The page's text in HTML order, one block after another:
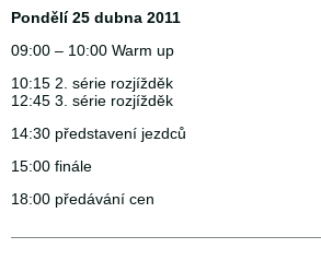
Pondělí 25 dubna 2011
09:00 – 10:00 Warm up
10:15 2. série rozjížděk
12:45 3. série rozjížděk
14:30 představení jezdců
15:00 finále
18:00 předávání cen